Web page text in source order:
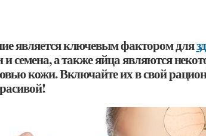
является ключевым фактором для
семена, а также яйца являются
кожи. Включайте их в свой